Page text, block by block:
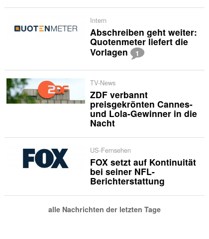
Intern
Abschreiben geht weiter:
Quotenmeter liefert die
Vorlagen
1
TV-News
ZDF verbannt
preisgekrönten Cannes-
und Lola-Gewinner in die
Nacht
US-Fernsehen
FOX setzt auf Kontinuität
bei seiner NFL-
Berichterstattung
alle Nachrichten der letzten Tage